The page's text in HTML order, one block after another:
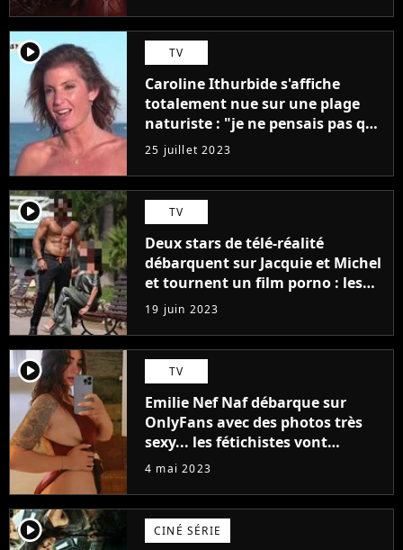
player2 TV
Caroline Ithurbide s'affiche
totalement nue sur une plage
naturiste : "je ne pensais pas que
j'arriverais à le faire..."
25 juillet 2023
player2 TV
Deux stars de télé-réalité
débarquent sur Jacquie et Michel
et tournent un film porno : les
premières images du tournage
(exclu)
19 juin 2023
player2 TV
Emilie Nef Naf débarque sur
OnlyFans avec des photos très
sexy... les fétichistes vont
prendre leur pied !
4 mai 2023
player2 CINÉ SÉRIE